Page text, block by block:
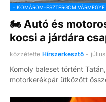
- KOMÁROM-ESZTERGOM VÁRMEGYE
🏍️ Autó és
kocsi a járdára
közzétette Hírszerkesztő -
Komoly baleset történt
motorkerékpár ütközött